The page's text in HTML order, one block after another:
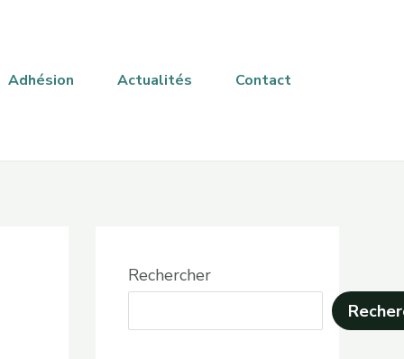
Adhésion Actualités Contact
Rechercher